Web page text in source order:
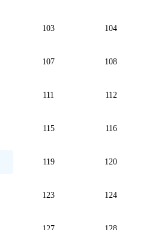
103 104
107 108
111 112
115 116
119 120
123 124